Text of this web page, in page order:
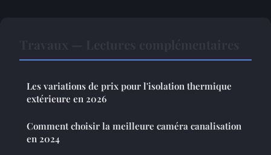
Les variations de prix pour l'isolation thermique
extérieure en 2026
Comment choisir la meilleure caméra canalisation
en 2024